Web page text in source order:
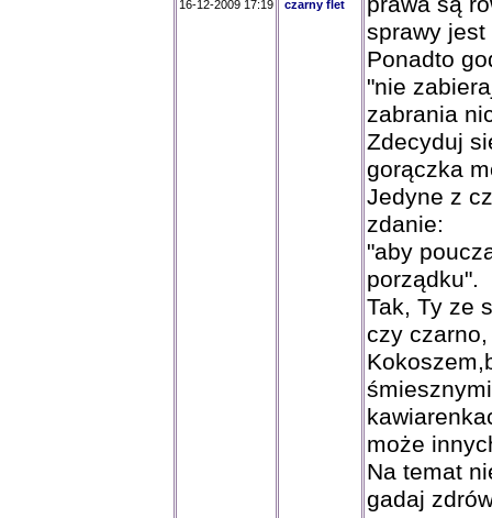
16-12-2009 17:19 czarny flet
sprawy
Ponadto
"nie
zabrania
Zdecyduj
gorączka
Jedyne z
zdanie:
"aby
porządku".
Tak, Ty ze
czy
może
Na temat
gadaj